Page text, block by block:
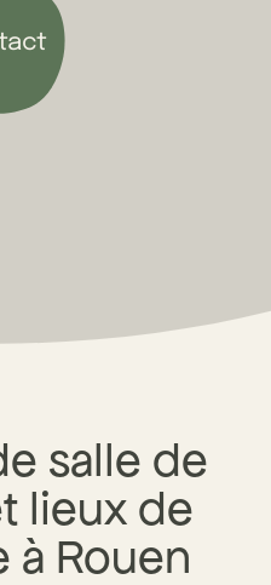
salle de
lieux de
à Rouen